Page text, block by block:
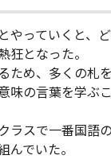
やっていくと、
狂となった。
ため、多くの札
味の言葉を学ぶ
ラスで一番国語
んでいた。